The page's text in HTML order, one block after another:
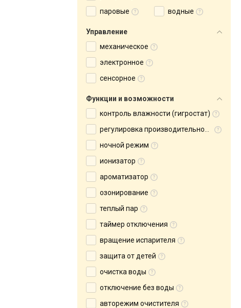
паровые
водные
Управление
механическое
электронное
сенсорное
Функции и возможности
контроль влажности (гигростат)
регулировка производительности
ночной режим
ионизатор
ароматизатор
озонирование
теплый пар
таймер отключения
вращение испарителя
защита от детей
очистка воды
отключение без воды
авторежим очистителя